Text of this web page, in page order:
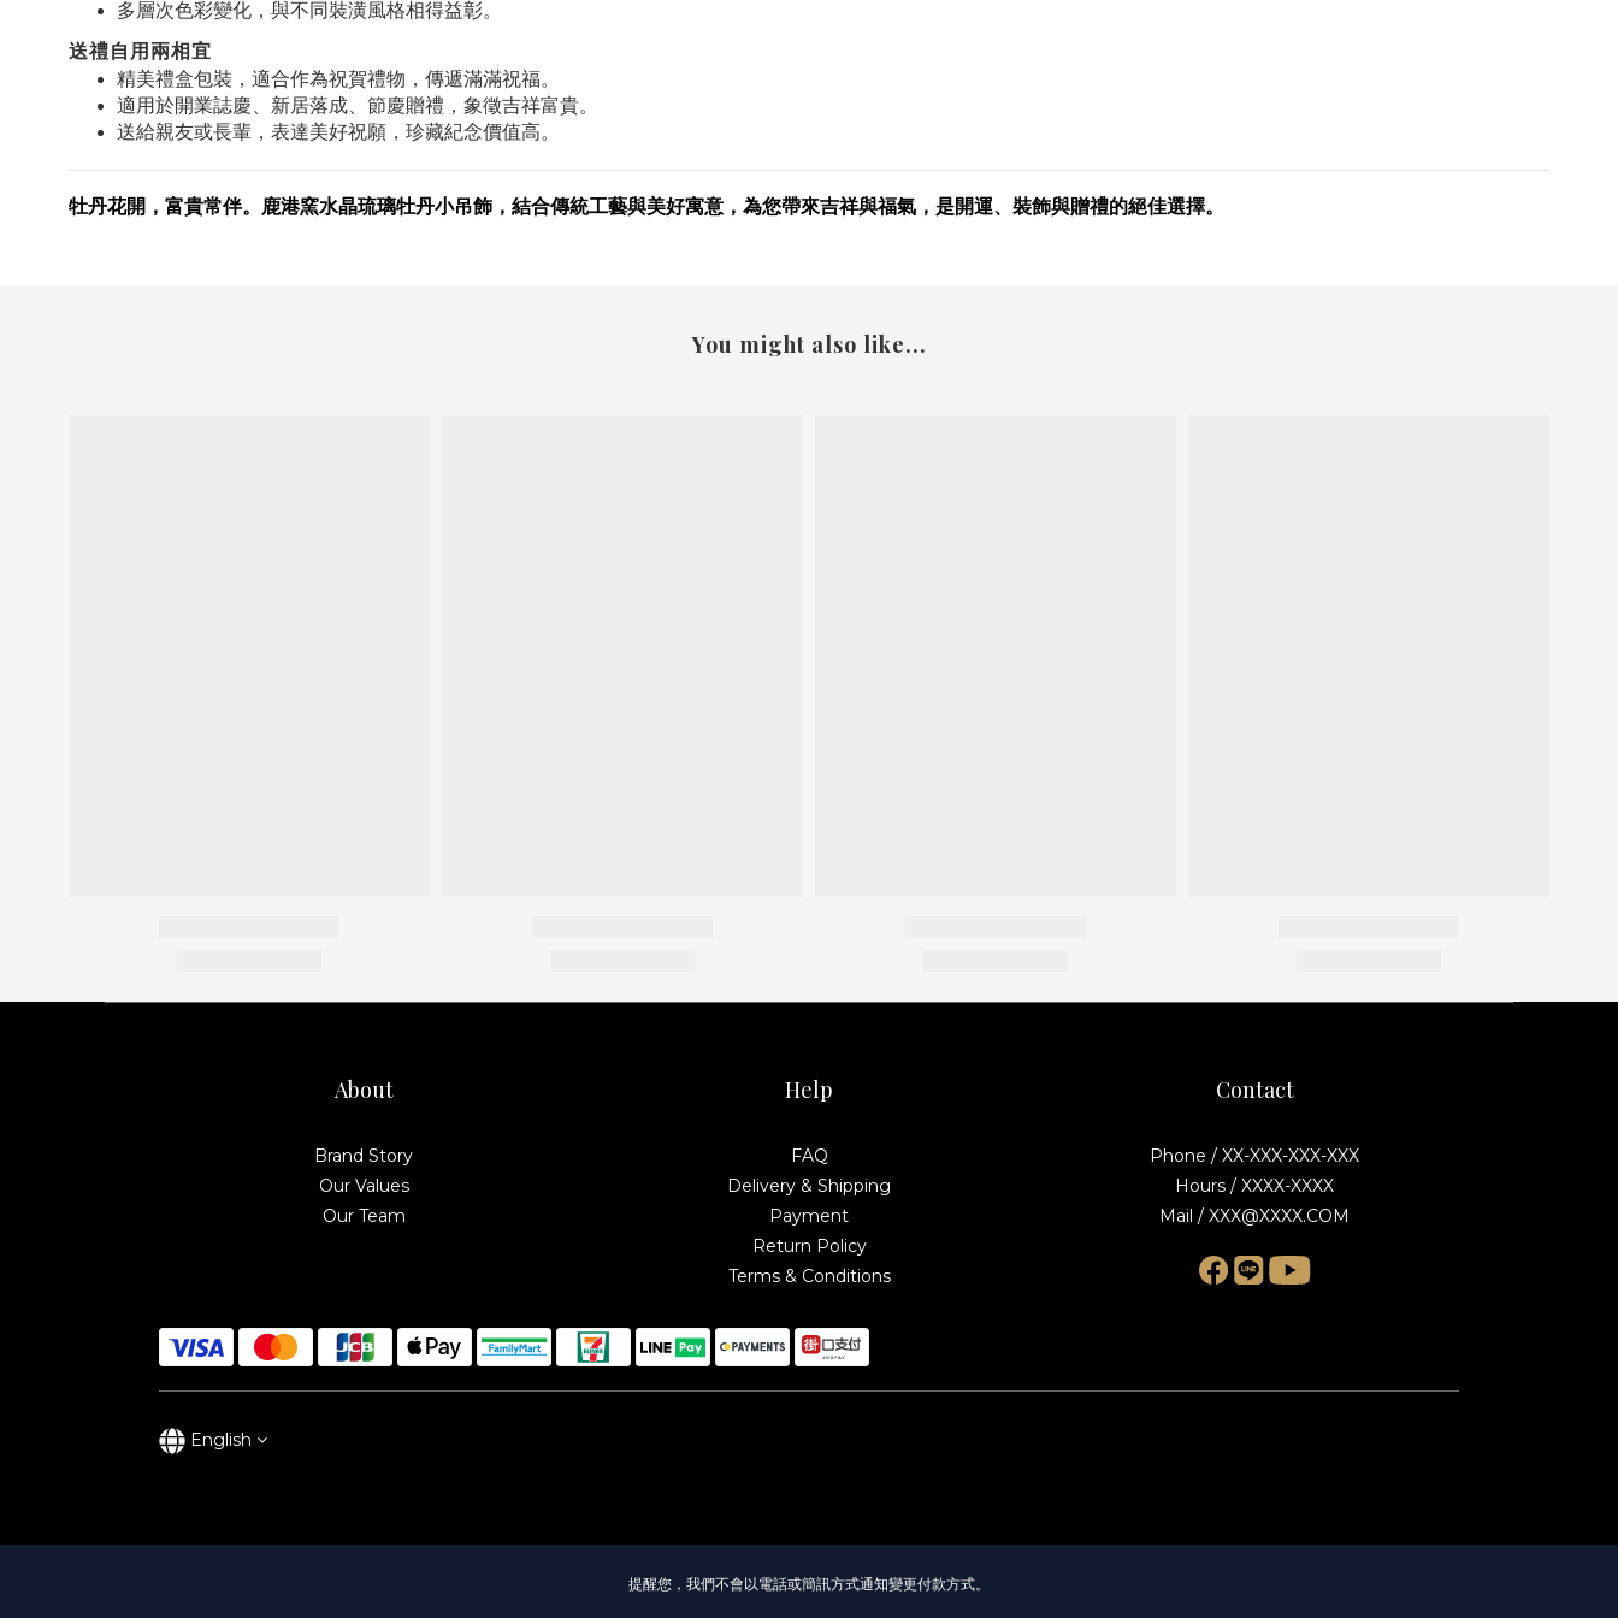
多層次色彩變化，與不同裝潢風格相得益彰。
送禮自用兩相宜
精美禮盒包裝，適合作為祝賀禮物，傳遞滿滿祝福。
適用於開業誌慶、新居落成、節慶贈禮，象徵吉祥富貴。
送給親友或長輩，表達美好祝願，珍藏紀念價值高。
牡丹花開，富貴常伴。鹿港窯水晶琉璃牡丹小吊飾，結合傳統工藝與美好寓意，為您帶來吉祥與福氣，是開運、裝飾與贈禮的絕佳選擇。
You might also like...
About
Brand Story
Our Values
Our Team
Help
FAQ
Delivery & Shipping
Payment
Return Policy
Terms & Conditions
Contact
Phone / XX-XXX-XXX-XXX
Hours / XXXX-XXXX
Mail / XXX@XXXX.COM
English
提醒您，我們不會以電話或簡訊方式通知變更付款方式。